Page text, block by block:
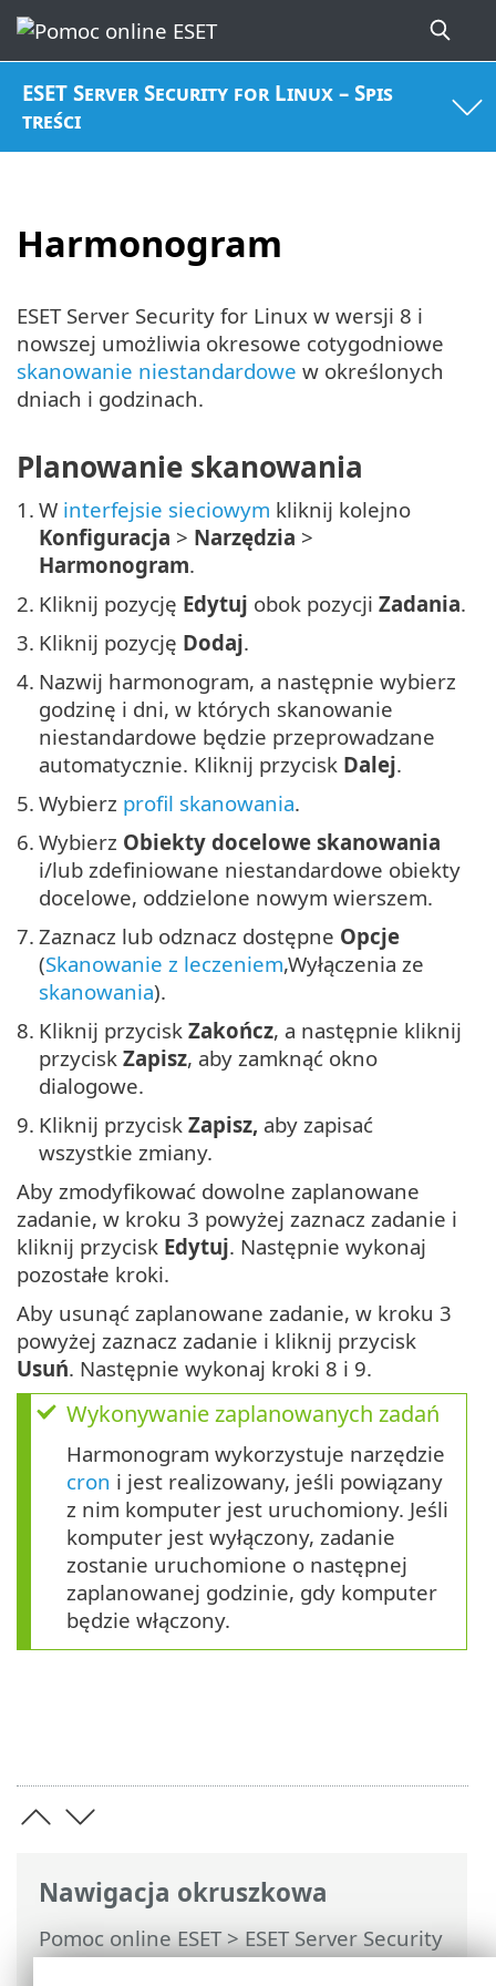
ESET Server Security for Linux – Spis
treści
Harmonogram
Nawigacja okruszkowa
Pomoc online ESET>ESET Server Security
for Linux>Konfiguracja>Narzędzia>
ESET Server Security for Linux w wersji 8 i
nowszej umożliwia okresowe cotygodniowe
skanowanie niestandardowe w określonych
dniach i godzinach.
Planowanie skanowania
1. W interfejsie sieciowym kliknij kolejno
Konfiguracja > Narzędzia >
Harmonogram.
2. Kliknij pozycję Edytuj obok pozycji Zadania.
3. Kliknij pozycję Dodaj.
4. Nazwij harmonogram, a następnie wybierz
godzinę i dni, w których skanowanie
niestandardowe będzie przeprowadzane
automatycznie. Kliknij przycisk Dalej.
5. Wybierz profil skanowania.
6. Wybierz Obiekty docelowe skanowania
i/lub zdefiniowane niestandardowe obiekty
docelowe, oddzielone nowym wierszem.
7. Zaznacz lub odznacz dostępne Opcje
(Skanowanie z leczeniem,Wyłączenia ze
skanowania).
8. Kliknij przycisk Zakończ, a następnie kliknij
przycisk Zapisz, aby zamknąć okno
dialogowe.
9. Kliknij przycisk Zapisz, aby zapisać
wszystkie zmiany.
Aby zmodyfikować dowolne zaplanowane
zadanie, w kroku 3 powyżej zaznacz zadanie i
kliknij przycisk Edytuj. Następnie wykonaj
pozostałe kroki.
Aby usunąć zaplanowane zadanie, w kroku 3
powyżej zaznacz zadanie i kliknij przycisk
Usuń. Następnie wykonaj kroki 8 i 9.
Wykonywanie zaplanowanych zadań
Harmonogram wykorzystuje narzędzie
cron i jest realizowany, jeśli powiązany
z nim komputer jest uruchomiony. Jeśli
komputer jest wyłączony, zadanie
zostanie uruchomione o następnej
zaplanowanej godzinie, gdy komputer
będzie włączony.